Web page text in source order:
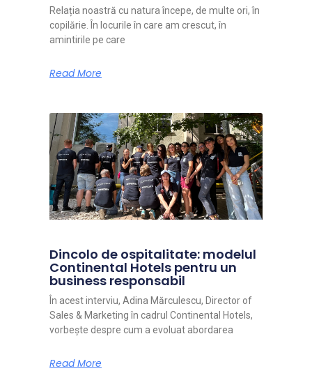
Relația noastră cu natura începe, de multe ori, în
copilărie. În locurile în care am crescut, în
amintirile pe care
Read More
Dincolo de ospitalitate: modelul
Continental Hotels pentru un
business responsabil
În acest interviu, Adina Mărculescu, Director of
Sales & Marketing în cadrul Continental Hotels,
vorbește despre cum a evoluat abordarea
Read More